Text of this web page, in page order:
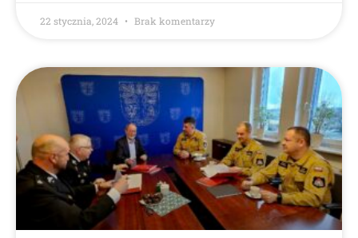
22 stycznia, 2024 Brak komentarzy